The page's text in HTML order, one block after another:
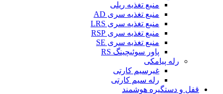
منبع تغذیه ریلی
منبع تغذیه سری AD
منبع تغذیه سری LRS
منبع تغذیه سری RSP
منبع تغذیه سری SE
پاور سوئیچینگ RS
رله پیامکی
غیرسیم کارتی
رله سیم کارتی
قفل و دستگیره هوشمند